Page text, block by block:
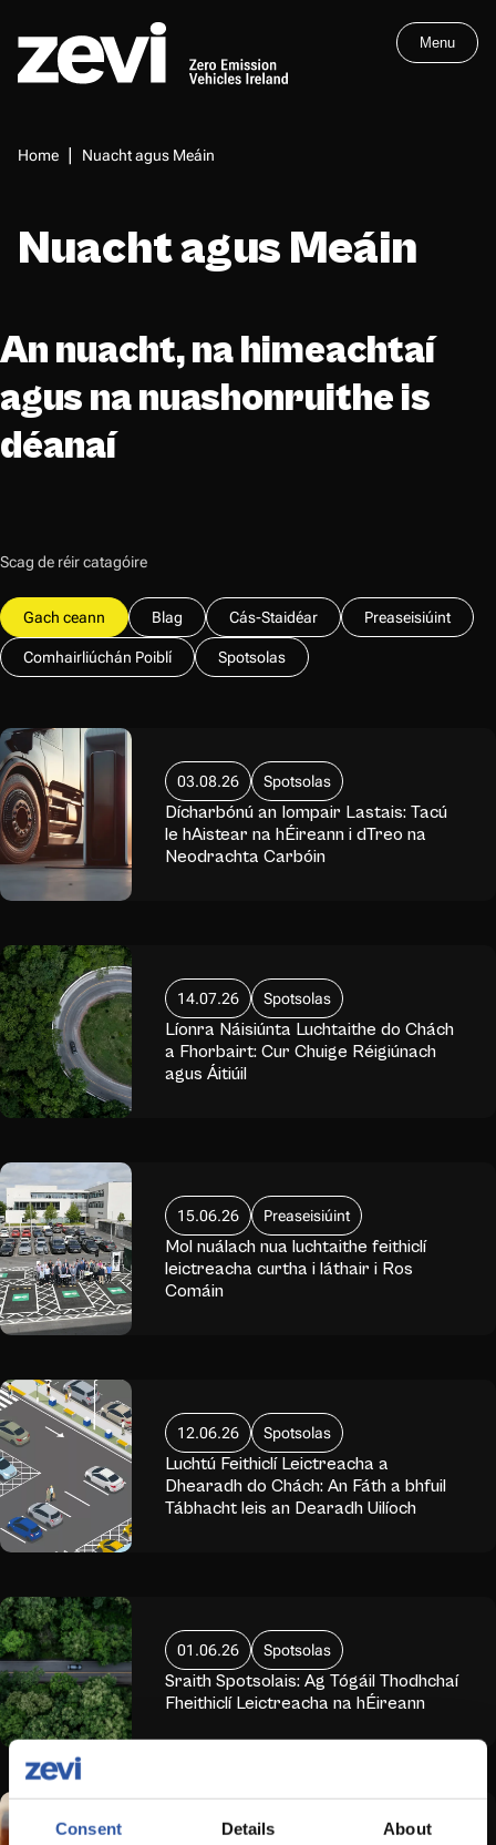
Consent Details About
main
Emission
Menu
Breadcrumbs
Home Nuacht agus Meáin
Nuacht agus Meáin
An nuacht, na himeachtaí
agus na nuashonruithe is
déanaí
Scag de réir catagóire
Gach ceann Blag Cás-Staidéar Preaseisiúint
Comhairliúchán Poiblí Spotsolas
03.08.26 Spotsolas
Dícharbónú an Iompair Lastais: Tacú
le hAistear na hÉireann i dTreo na
Neodrachta Carbóin
14.07.26 Spotsolas
Líonra Náisiúnta Luchtaithe do Chách
a Fhorbairt: Cur Chuige Réigiúnach
agus Áitiúil
15.06.26 Preaseisiúint
Mol nuálach nua luchtaithe feithiclí
leictreacha curtha i láthair i Ros
Comáin
12.06.26 Spotsolas
Luchtú Feithiclí Leictreacha a
Dhearadh do Chách: An Fáth a bhfuil
Tábhacht leis an Dearadh Uilíoch
01.06.26 Spotsolas
Sraith Spotsolais: Ag Tógáil Thodhchaí
Fheithiclí Leictreacha na hÉireann